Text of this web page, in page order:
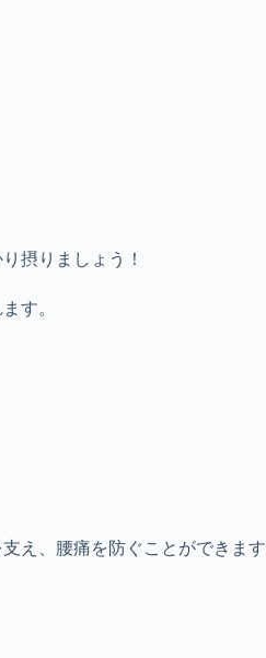
摂りましょう！
す。
え、腰痛を防ぐことができま